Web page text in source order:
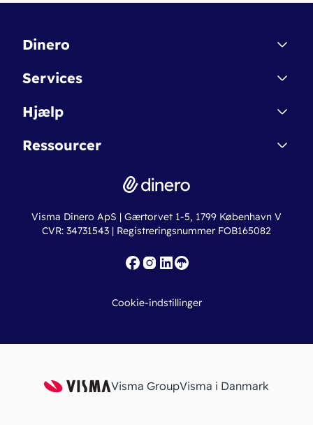
Dinero
Kontakt
Betingelser & Sikkerhed
Nye funktioner
Services
Dinero Starter
Dinero Pro
Erhvervslån
Fakturaskabeloner
Hjælp
Regnskabsordbogen
Online regnskabskurser
Ressourcer
Ny virksomhed
Iværksætterlegat
Visma Dinero ApS | Gærtorvet 1-5, 1799 København V
CVR: 34731543 | Registreringsnummer FOB165082
Cookie-indstillinger
Visma GroupVisma i Danmark